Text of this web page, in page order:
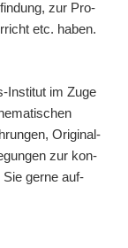
zur Pro­
etc. haben.
Institut im Zuge
Ori­gi­nal­
zur kon­
Sie ger­ne auf­